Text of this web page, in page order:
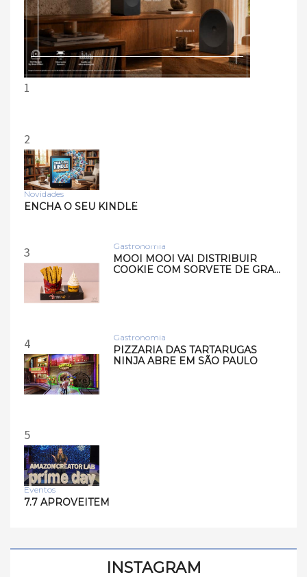
1
Tecnologia
Musi…
2
Novidades
ENCHA O SEU KINDLE
3 Gastronomia
MOOI MOOI VAI DISTRIBUIR
COOKIE COM SORVETE DE GRA…
4 Gastronomia
PIZZARIA DAS TARTARUGAS
NINJA ABRE EM SÃO PAULO
5
Eventos
7.7 APROVEITEM
INSTAGRAM